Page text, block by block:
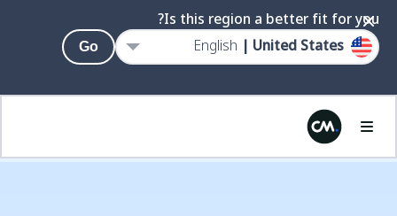
Is this region a better fit for you?
United States |
English
Go